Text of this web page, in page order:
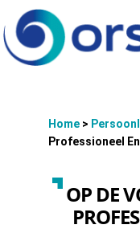
Home>
Professioneel
OP DE